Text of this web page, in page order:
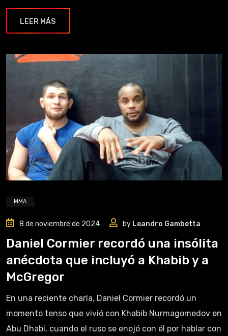
LEER MÁS
MMA
8 de noviembre de 2024 by Leandro Gambetta
Daniel Cormier recordó una insólita
anécdota que incluyó a Khabib y a
McGregor
En una reciente charla, Daniel Cormier recordó un
momento tenso que vivió con Khabib Nurmagomedov en
Abu Dhabi, cuando el ruso se enojó con él por hablar con